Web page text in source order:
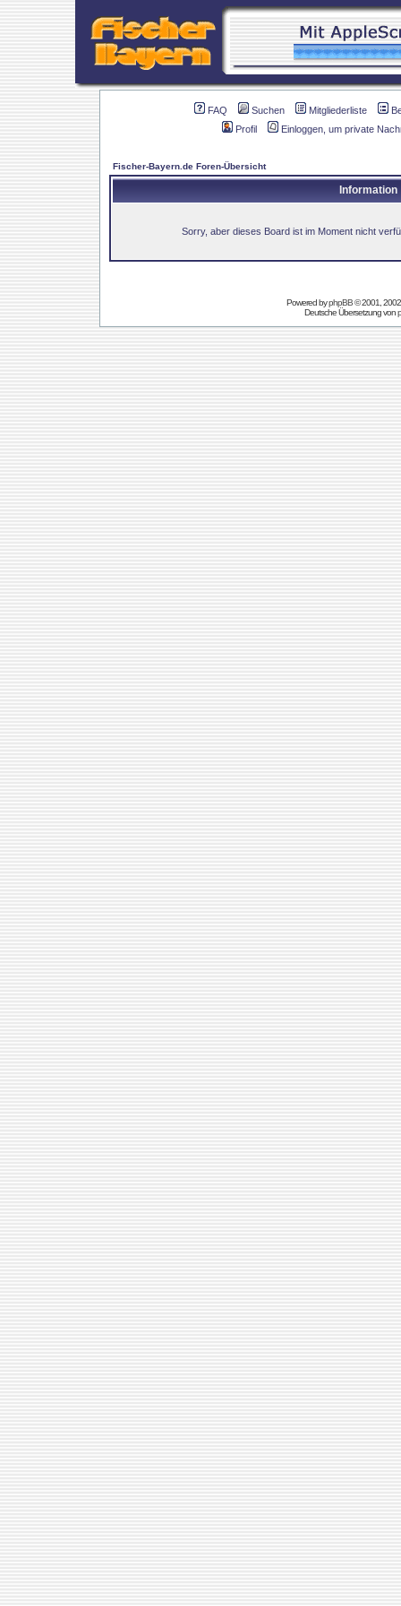
FAQ Suchen Mitgliederliste
Profil
Einloggen, um private
Fischer-Bayern.de Foren-Übersicht
Information
Sorry, aber dieses Board ist im Moment nicht
Powered byphpBB© 2001,
Deutsche Übersetzung von